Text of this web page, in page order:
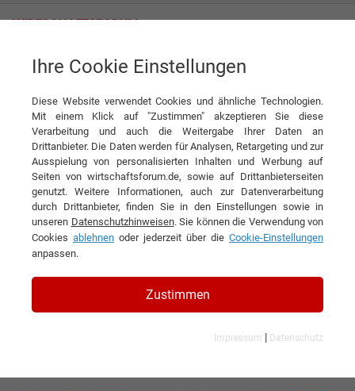
Tag
Tagwords
Liste aller Ergebnisse zu Ihrem Tag
2 4 5 6 7 8 9 10
....
Filtern nach Kategorie:
Ihre Cookie Einstellungen
Diese Website verwendet Cookies und ähnliche Technologien.
Mit einem Klick auf "Zustimmen" akzeptieren Sie diese
Verarbeitung und auch die Weitergabe Ihrer Daten an
Drittanbieter. Die Daten werden für Analysen, Retargeting und zur
Ausspielung von personalisierten Inhalten und Werbung auf
Seiten von wirtschaftsforum.de, sowie auf Drittanbieterseiten
genutzt. Weitere Informationen, auch zur Datenverarbeitung
durch Drittanbieter, finden Sie in den Einstellungen sowie in
unseren Datenschutzhinweisen. Sie können die Verwendung von
Cookies ablehnen oder jederzeit über die Cookie-Einstellungen
anpassen.
Zustimmen
Impressum | Datenschutz